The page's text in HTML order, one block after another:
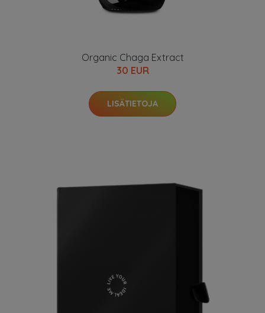
Organic Chaga Extract
30 EUR
LISÄTIETOJA